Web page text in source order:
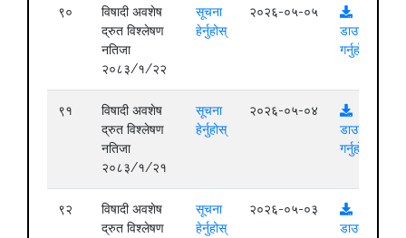
९०
विषादी अवशेष
द्रुत विश्लेषण
नतिजा
२०८३/१/२२
सूचना
हेर्नुहोस्
२०२६-०५-०५
डाउनलोड
गर्नुहोस्
९१
विषादी अवशेष
द्रुत विश्लेषण
नतिजा
२०८३/१/२१
सूचना
हेर्नुहोस्
२०२६-०५-०४
डाउनलोड
गर्नुहोस्
९२
विषादी अवशेष
द्रुत विश्लेषण
सूचना
हेर्नुहोस्
२०२६-०५-०३
डाउनलोड